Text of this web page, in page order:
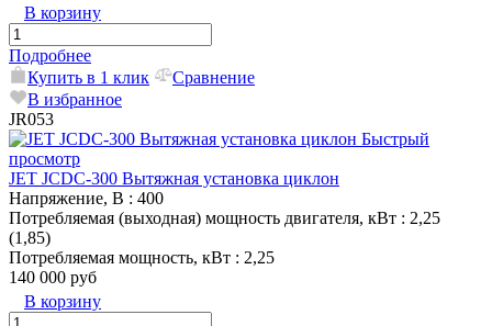
В корзину
Подробнее
Купить в 1 клик
Сравнение
В избранное
JR053
Быстрый
просмотр
JET JCDC-300 Вытяжная установка циклон
Напряжение, В : 400
Потребляемая (выходная) мощность двигателя, кВт : 2,25
(1,85)
Потребляемая мощность, кВт : 2,25
140 000 руб
В корзину